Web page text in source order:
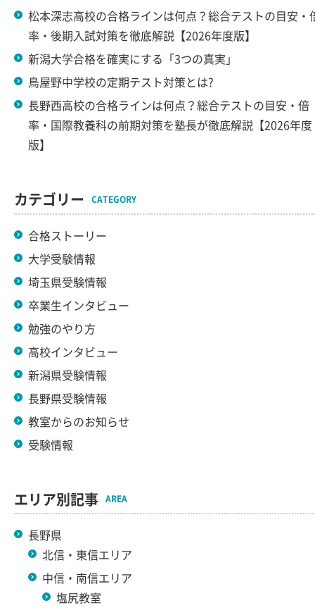
松本深志高校の合格ラインは何点？総合テストの目安・
率・後期入試対策を徹底解説【2026年度版】
新潟大学合格を確実にする「3つの真実」
鳥屋野中学校の定期テスト対策とは?
長野西高校の合格ラインは何点？総合テストの目安・倍
率・国際教養科の前期対策を塾長が徹底解説【2026年度
版】
カテゴリー CATEGORY
合格ストーリー
大学受験情報
埼玉県受験情報
卒業生インタビュー
勉強のやり方
高校インタビュー
新潟県受験情報
長野県受験情報
教室からのお知らせ
受験情報
エリア別記事 AREA
長野県
北信・東信エリア
中信・南信エリア
塩尻教室